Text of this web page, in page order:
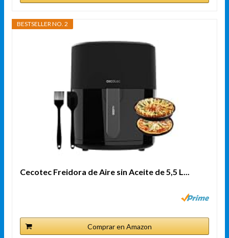
BESTSELLER NO. 2
Cecotec Freidora de Aire sin Aceite de 5,5 L...
Comprar en Amazon